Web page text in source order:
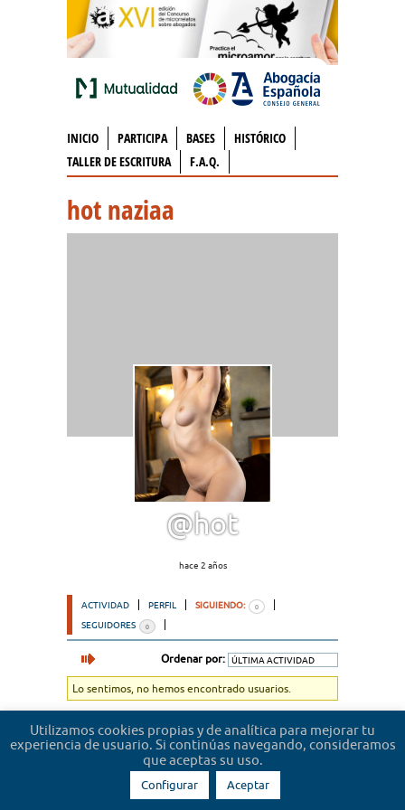
INICIO PARTICIPA BASES
HISTÓRICO
TALLER DE ESCRITURA
F.A.Q.
hot naziaa
@hot
hace 2 años
ACTIVIDAD PERFIL SIGUIENDO: 0
SEGUIDORES 0
Ordenar por:
Lo sentimos, no hemos encontrado usuarios.
Utilizamos cookies propias y de analítica para mejorar tu
experiencia de usuario. Si continúas navegando, consideramos
que aceptas su uso.
Configurar Aceptar